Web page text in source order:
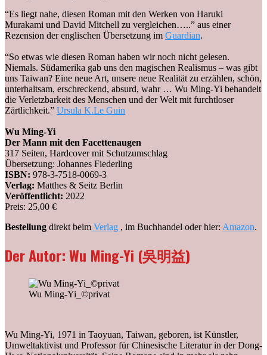
“Es liegt nahe, diesen Roman mit den Werken von Haruki
Murakami und David Mitchell zu vergleichen…..” aus einer
Rezension der englischen Übersetzung im Guardian.
“So etwas wie diesen Roman haben wir noch nicht gelesen.
Niemals. Südamerika gab uns den magischen Realismus – was gibt
uns Taiwan? Eine neue Art, unsere neue Realität zu erzählen, schön,
unterhaltsam, erschreckend, absurd, wahr … Wu Ming-Yi behandelt
die Verletzbarkeit des Menschen und der Welt mit furchtloser
Zärtlichkeit.” Ursula K.Le Guin
Wu Ming-Yi
Der Mann mit den Facettenaugen
317 Seiten, Hardcover mit Schutzumschlag
Übersetzung: Johannes Fiederling
ISBN: 978-3-7518-0069-3
Verlag: Matthes & Seitz Berlin
Veröffentlicht: 2022
Preis: 25,00 €
Bestellung direkt beim Verlag , im Buchhandel oder hier: Amazon.
Der Autor: Wu Ming-Yi (吳明益)
Wu Ming-Yi_©privat
Wu Ming-Yi, 1971 in Taoyuan, Taiwan, geboren, ist Künstler,
Umweltaktivist und Professor für Chinesische Literatur in der Dong-